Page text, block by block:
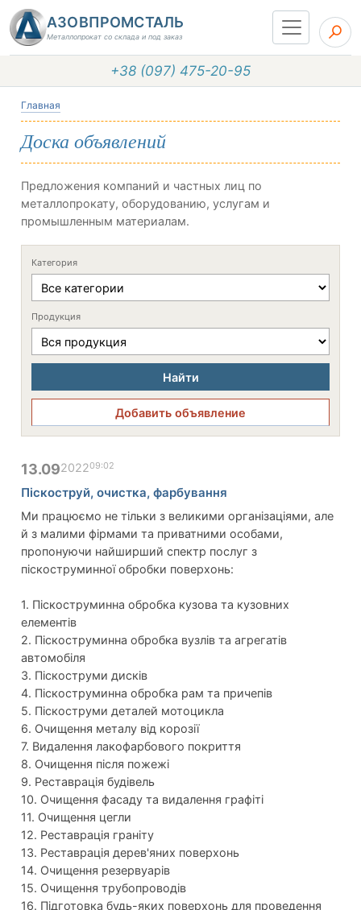
АЗОВПРОМСТАЛЬ
Металлопрокат со склада и под заказ
+38 (097) 475-20-95
Главная
Доска объявлений
Предложения компаний и частных лиц по
металлопрокату, оборудованию, услугам и
промышленным материалам.
Категория
Продукция
Найти
Добавить объявление
13.09202209:02
Піскоструй, очистка, фарбування
Ми працюємо не тільки з великими організаціями, але
й з малими фірмами та приватними особами,
пропонуючи найширший спектр послуг з
піскоструминної обробки поверхонь:
1. Піскоструминна обробка кузова та кузовних
елементів
2. Піскоструминна обробка вузлів та агрегатів
автомобіля
3. Піскоструми дисків
4. Піскоструминна обробка рам та причепів
5. Піскоструми деталей мотоцикла
6. Очищення металу від корозії
7. Видалення лакофарбового покриття
8. Очищення після пожежі
9. Реставрація будівель
10. Очищення фасаду та видалення графіті
11. Очищення цегли
12. Реставрація граніту
13. Реставрація дерев'яних поверхонь
14. Очищення резервуарів
15. Очищення трубопроводів
16. Підготовка будь-яких поверхонь для проведення